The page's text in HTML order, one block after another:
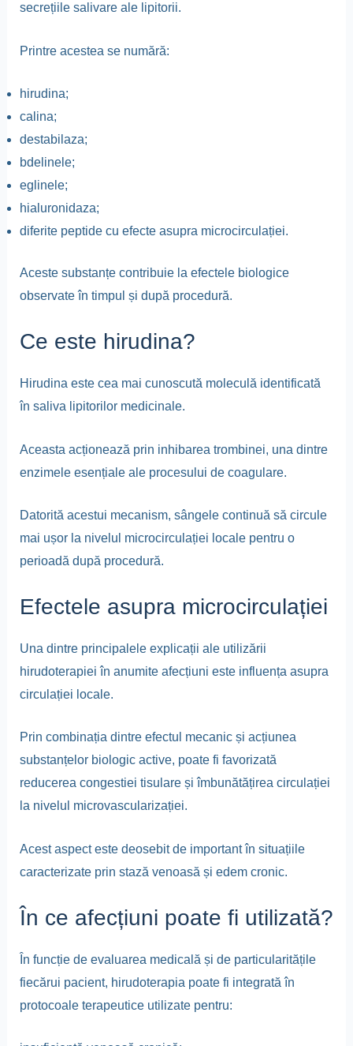
secrețiile salivare ale lipitorii.
Printre acestea se numără:
hirudina;
calina;
destabilaza;
bdelinele;
eglinele;
hialuronidaza;
diferite peptide cu efecte asupra microcirculației.
Aceste substanțe contribuie la efectele biologice
observate în timpul și după procedură.
Ce este hirudina?
Hirudina este cea mai cunoscută moleculă identificată
în saliva lipitorilor medicinale.
Aceasta acționează prin inhibarea trombinei, una dintre
enzimele esențiale ale procesului de coagulare.
Datorită acestui mecanism, sângele continuă să circule
mai ușor la nivelul microcirculației locale pentru o
perioadă după procedură.
Efectele asupra microcirculației
Una dintre principalele explicații ale utilizării
hirudoterapiei în anumite afecțiuni este influența asupra
circulației locale.
Prin combinația dintre efectul mecanic și acțiunea
substanțelor biologic active, poate fi favorizată
reducerea congestiei tisulare și îmbunătățirea circulației
la nivelul microvascularizației.
Acest aspect este deosebit de important în situațiile
caracterizate prin stază venoasă și edem cronic.
În ce afecțiuni poate fi utilizată?
În funcție de evaluarea medicală și de particularitățile
fiecărui pacient, hirudoterapia poate fi integrată în
protocoale terapeutice utilizate pentru: